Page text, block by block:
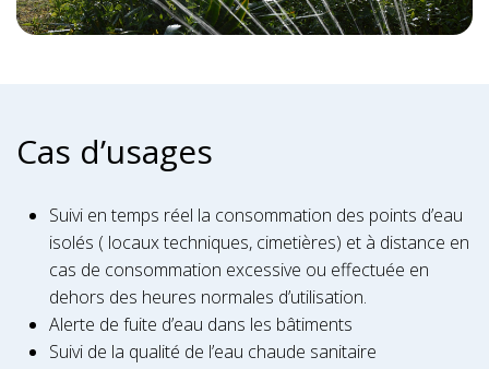
Cas d’usages
Suivi en temps réel la consommation des points d’eau
isolés ( locaux techniques, cimetières) et à distance en
cas de consommation excessive ou effectuée en
dehors des heures normales d’utilisation.
Alerte de fuite d’eau dans les bâtiments
Suivi de la qualité de l’eau chaude sanitaire